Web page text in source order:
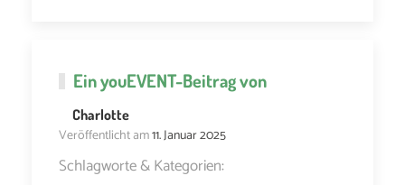
EinyouEVENT-Beitrag von
Charlotte
Veröffentlicht am11. Januar 2025
Schlagworte & Kategorien: